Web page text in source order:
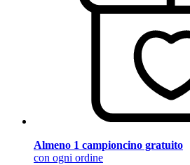
Almeno 1 campioncino gratuito
con ogni ordine